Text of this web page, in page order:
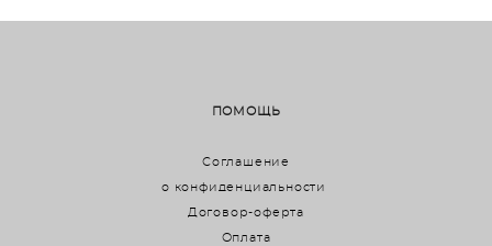
ПОМОЩЬ
Соглашение
о конфиденциальности
Договор-оферта
Оплата